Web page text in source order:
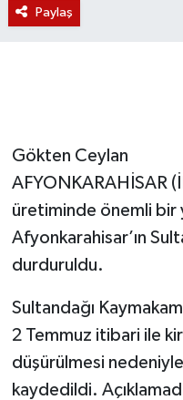
Paylaş
Gökten Ceylan
AFYONKARAHİSAR
üretiminde önemli bir
Afyonkarahisar’ın
durduruldu.
Sultandağı
2 Temmuz itibari ile
düşürülmesi
kaydedildi.